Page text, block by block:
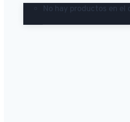
No hay productos en el